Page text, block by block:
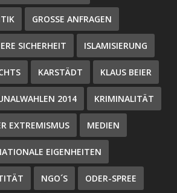
GROSSE ANFRAGEN
SICHERHEIT ISLAMISIERUNG
KARSTÄDT KLAUS BEIER
2014 KRIMINALITÄT
EXTREMISMUS MEDIEN
EIGENHEITEN
NGO´S ODER-SPREE